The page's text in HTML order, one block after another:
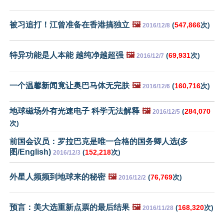
被习追打！江曾准备在香港搞独立 🖼️ 2016/12/8 (547,866次)
特异功能是人本能 越纯净越超强 🖼️ 2016/12/7 (69,931次)
一个温馨新闻竟让奥巴马体无完肤 🖼️ 2016/12/6 (160,716次)
地球磁场外有光速电子 科学无法解释 🖼️ 2016/12/5 (284,070
次)
前国会议员：罗拉巴克是唯一合格的国务卿人选(多
图/English) 2016/12/3 (152,218次)
外星人频频到地球来的秘密 🖼️ 2016/12/2 (76,769次)
预言：美大选重新点票的最后结果 🖼️ 2016/11/28 (168,320次)